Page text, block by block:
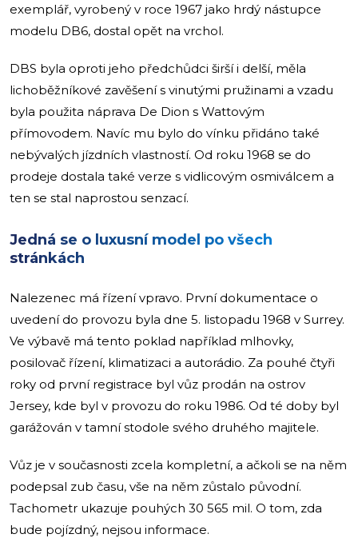
exemplář, vyrobený v roce 1967 jako hrdý nástupce
modelu DB6, dostal opět na vrchol.
DBS byla oproti jeho předchůdci širší i delší, měla
lichoběžníkové zavěšení s vinutými pružinami a vzadu
byla použita náprava De Dion s Wattovým
přímovodem. Navíc mu bylo do vínku přidáno také
nebývalých jízdních vlastností. Od roku 1968 se do
prodeje dostala také verze s vidlicovým osmiválcem a
ten se stal naprostou senzací.
Jedná se o luxusní model po všech
stránkách
Nalezenec má řízení vpravo. První dokumentace o
uvedení do provozu byla dne 5. listopadu 1968 v Surrey.
Ve výbavě má tento poklad například mlhovky,
posilovač řízení, klimatizaci a autorádio. Za pouhé čtyři
roky od první registrace byl vůz prodán na ostrov
Jersey, kde byl v provozu do roku 1986. Od té doby byl
garážován v tamní stodole svého druhého majitele.
Vůz je v současnosti zcela kompletní, a ačkoli se na něm
podepsal zub času, vše na něm zůstalo původní.
Tachometr ukazuje pouhých 30 565 mil. O tom, zda
bude pojízdný, nejsou informace.